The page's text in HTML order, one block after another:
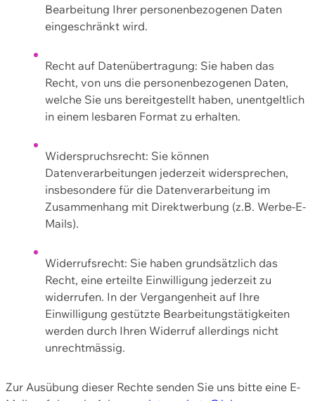
Bearbeitung Ihrer personenbezogenen Daten
eingeschränkt wird.
Recht auf Datenübertragung: Sie haben das
Recht, von uns die personenbezogenen Daten,
welche Sie uns bereitgestellt haben, unentgeltlich
in einem lesbaren Format zu erhalten.
Widerspruchsrecht: Sie können
Datenverarbeitungen jederzeit widersprechen,
insbesondere für die Datenverarbeitung im
Zusammenhang mit Direktwerbung (z.B. Werbe-E-
Mails).
Widerrufsrecht: Sie haben grundsätzlich das
Recht, eine erteilte Einwilligung jederzeit zu
widerrufen. In der Vergangenheit auf Ihre
Einwilligung gestützte Bearbeitungstätigkeiten
werden durch Ihren Widerruf allerdings nicht
unrechtmässig.
Zur Ausübung dieser Rechte senden Sie uns bitte eine E-